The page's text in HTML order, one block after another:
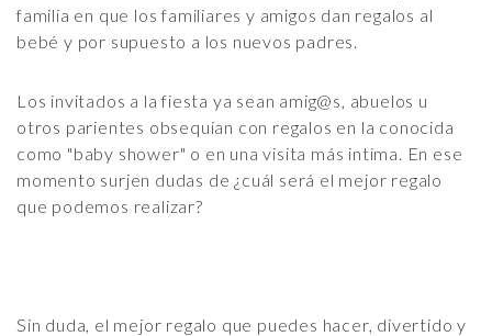
familia en que los familiares y amigos dan regalos al
bebé y por supuesto a los nuevos padres.
Los invitados a la fiesta ya sean amig@s, abuelos u
otros parientes obsequian con regalos en la conocida
como "baby shower" o en una visita más intima. En ese
momento surjen dudas de ¿cuál será el mejor regalo
que podemos realizar?
Sin duda, el mejor regalo que puedes hacer, divertido y